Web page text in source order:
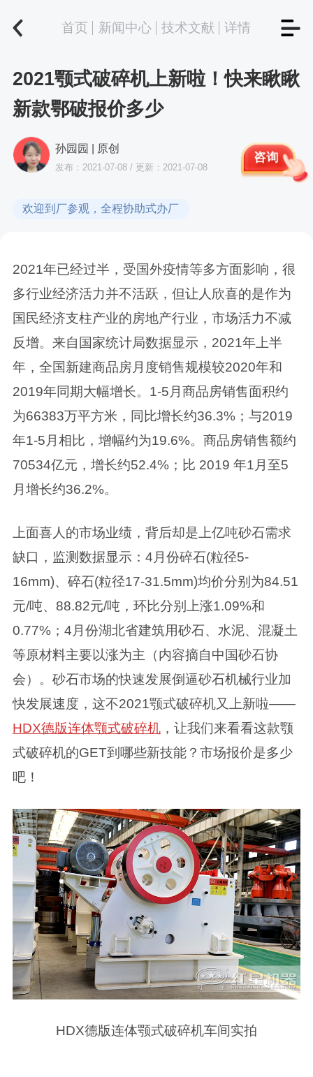
首页 新闻中心 技术文献 详情
2021颚式破碎机上新啦！快来瞅瞅
新款鄂破报价多少
孙园园 | 原创
发布：2021-07-08 / 更新：2021-07-08
咨询
欢迎到厂参观，全程协助式办厂
2021年已经过半，受国外疫情等多方面影响，很
多行业经济活力并不活跃，但让人欣喜的是作为
国民经济支柱产业的房地产行业，市场活力不减
反增。来自国家统计局数据显示，2021年上半
年，全国新建商品房月度销售规模较2020年和
2019年同期大幅增长。1-5月商品房销售面积约
为66383万平方米，同比增长约36.3%；与2019
年1-5月相比，增幅约为19.6%。商品房销售额约
70534亿元，增长约52.4%；比 2019 年1月至5
月增长约36.2%。
上面喜人的市场业绩，背后却是上亿吨砂石需求
缺口，监测数据显示：4月份碎石(粒径5-
16mm)、碎石(粒径17-31.5mm)均价分别为84.51
元/吨、88.82元/吨，环比分别上涨1.09%和
0.77%；4月份湖北省建筑用砂石、水泥、混凝土
等原材料主要以涨为主（内容摘自中国砂石协
会）。砂石市场的快速发展倒逼砂石机械行业加
快发展速度，这不2021颚式破碎机又上新啦——
HDX德版连体颚式破碎机，让我们来看看这款颚
式破碎机的GET到哪些新技能？市场报价是多少
吧！
HDX德版连体颚式破碎机车间实拍